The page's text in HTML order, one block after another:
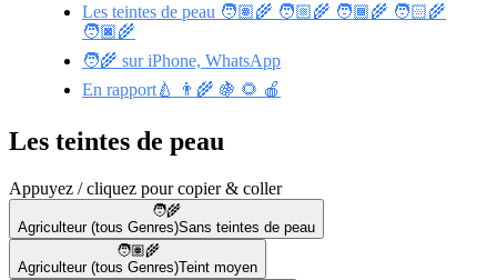
Les teintes de peau 🧑🏽‍🌾 🧑🏼‍🌾 🧑🏾‍🌾 🧑🏻‍🌾
🧑🏿‍🌾
🧑‍🌾 sur iPhone, WhatsApp
En rapport🍐 👨‍🌾 🍇 🌻 🍎
Les teintes de peau
Appuyez / cliquez pour copier & coller
🧑‍🌾
Agriculteur (tous Genres)Sans teintes de peau
🧑🏽‍🌾
Agriculteur (tous Genres)Teint moyen